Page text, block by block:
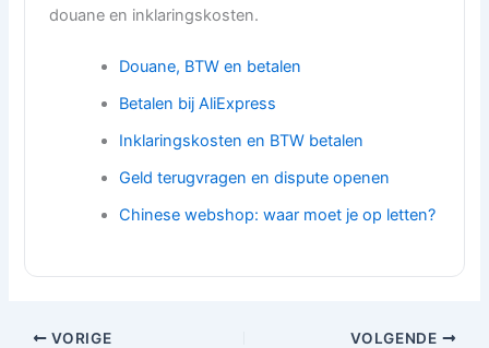
douane en inklaringskosten.
Douane, BTW en betalen
Betalen bij AliExpress
Inklaringskosten en BTW betalen
Geld terugvragen en dispute openen
Chinese webshop: waar moet je op letten?
VORIGE VOLGENDE